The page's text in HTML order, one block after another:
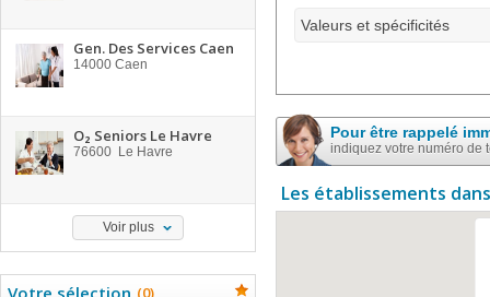
Gen. Des Services Caen
14000 Caen
O₂ Seniors Le Havre
76600 Le Havre
Voir plus
Votre sélection (0)
Valeurs et spécificités
Pour être rappelé
indiquez votre numéro de
Les établissements